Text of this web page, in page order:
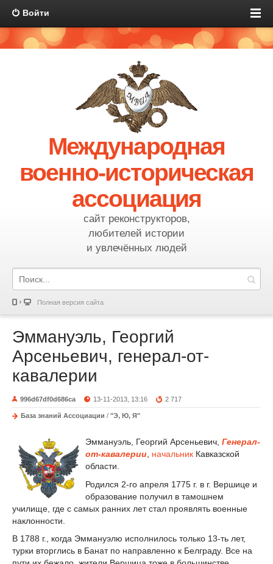
Войти
Международная
военно-историческая
ассоциация
сайт реконструкторов,
любителей истории
и увлечённых людей
Полная версия сайта
Эммануэль, Георгий
Арсеньевич, генерал-от-
кавалерии
996d67df0d686ca 13-11-2013, 13:16 2 717
База знаний Ассоциации / "Э, Ю, Я"
Эммануэль, Георгий Арсеньевич, Генерал-
от-кавалерии начальник Кавказской
области.
Родился 2-го апреля 1775 г. в г. Вершице и
образование получил в тамошнем
училище, где с самых ранних лет стал проявлять военные
наклонности.
В 1788 г., когда Эммануэлю исполнилось только 13-ть лет,
турки вторглись в Банат по направленно к Белграду. Все на